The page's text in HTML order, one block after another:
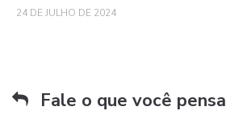
24 DE JULHO DE 2024
Fale o que você pensa